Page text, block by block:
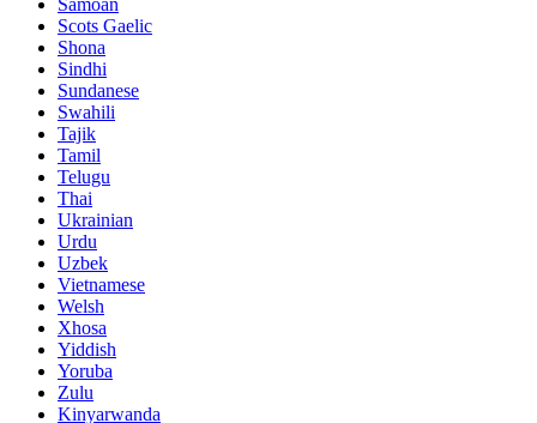
Samoan
Scots Gaelic
Shona
Sindhi
Sundanese
Swahili
Tajik
Tamil
Telugu
Thai
Ukrainian
Urdu
Uzbek
Vietnamese
Welsh
Xhosa
Yiddish
Yoruba
Zulu
Kinyarwanda